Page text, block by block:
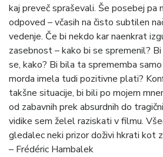
kaj preveč spraševali. Še posebej pa
odpoved – včasih na čisto subtilen
vedenje. Če bi nekdo kar naenkrat
zasebnost – kako bi se spremenil?
se, kako? Bi bila ta sprememba
morda imela tudi pozitivne plati?
takšne situacije, bi bili po mojem
od zabavnih prek absurdnih do
vidike sem želel raziskati v filmu.
gledalec neki prizor doživi hkrati kot
– Frédéric Hambalek